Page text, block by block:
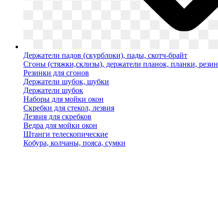
Держатели падов (скурблоки), пады, скотч-брайт
Сгоны (стяжки,склизы), держатели планок, планки,
Резинки для сгонов
Держатели шубок, шубки
Держатели шубок
Наборы для мойки окон
Скребки для стекол, лезвия
Лезвия для скребков
Ведра для мойки окон
Штанги телескопические
Кобура, колчаны, пояса, сумки